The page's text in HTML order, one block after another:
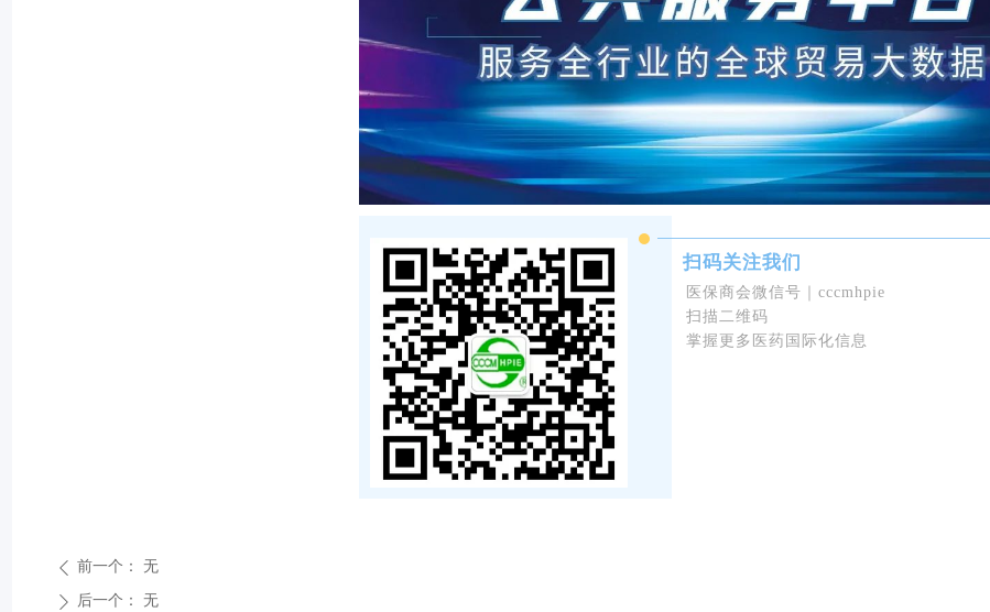
扫码关注我们
医保商会微信号｜cccmhpie
扫描二维码
掌握更多医药国际化信息
ꄴ 前一个： 无
ꄲ 后一个： 无